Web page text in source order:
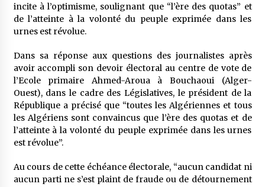
Tradition orale/ D’où viennent les contes et à
5 ans ago
incite à l’optimisme, soulignant que “l’ère des quotas” et
de l’atteinte à la volonté du peuple exprimée dans les
urnes est révolue.
Dans sa réponse aux questions des journalistes après
avoir accompli son devoir électoral au centre de vote de
l’Ecole primaire Ahmed-Aroua à Bouchaoui (Alger-
Ouest), dans le cadre des Législatives, le président de la
République a précisé que “toutes les Algériennes et tous
les Algériens sont convaincus que l’ère des quotas et de
l’atteinte à la volonté du peuple exprimée dans les urnes
est révolue”.
Au cours de cette échéance électorale, “aucun candidat ni
aucun parti ne s’est plaint de fraude ou de détournement